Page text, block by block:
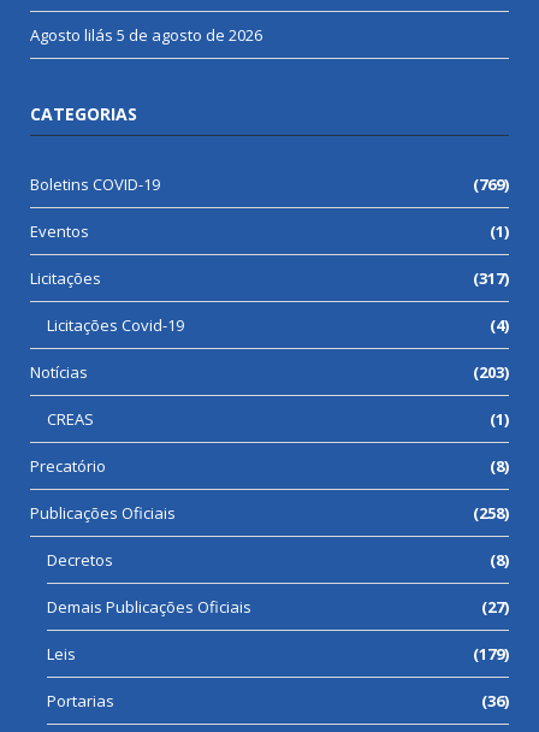
Agosto lilás 5 de agosto de 2026
CATEGORIAS
Boletins COVID-19 (769)
Eventos (1)
Licitações (317)
Licitações Covid-19 (4)
Notícias (203)
CREAS (1)
Precatório (8)
Publicações Oficiais (258)
Decretos (8)
Demais Publicações Oficiais (27)
Leis (179)
Portarias (36)